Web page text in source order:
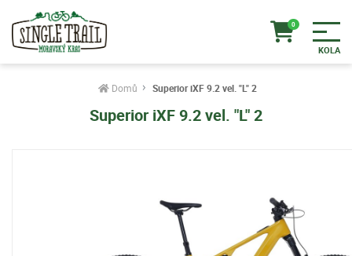
Domů Superior iXF 9.2 vel. "L" 2
Superior iXF 9.2 vel. "L" 2